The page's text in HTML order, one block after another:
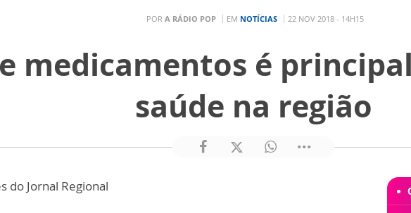
POR A RÁDIO POP EM NOTÍCIAS 22 NOV 2018 - 14H15
medicamentos é
saúde na região
do Jornal Regional